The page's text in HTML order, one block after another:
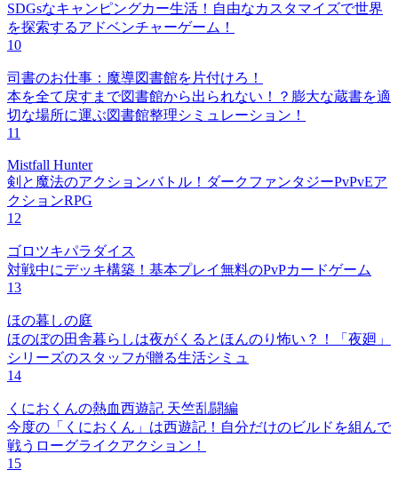
SDGsなキャンピングカー生活！自由なカスタマイズで世界
を探索するアドベンチャーゲーム！
10
司書のお仕事：魔導図書館を片付けろ！
本を全て戻すまで図書館から出られない！？膨大な蔵書を適
切な場所に運ぶ図書館整理シミュレーション！
11
Mistfall Hunter
剣と魔法のアクションバトル！ダークファンタジーPvPvEア
クションRPG
12
ゴロツキパラダイス
対戦中にデッキ構築！基本プレイ無料のPvPカードゲーム
13
ほの暮しの庭
ほのぼの田舎暮らしは夜がくるとほんのり怖い？！「夜廻」
シリーズのスタッフが贈る生活シミュ
14
くにおくんの熱血西遊記 天竺乱闘編
今度の「くにおくん」は西遊記！自分だけのビルドを組んで
戦うローグライクアクション！
15